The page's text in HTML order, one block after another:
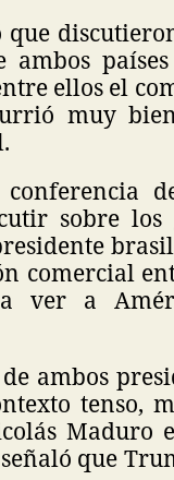
que
ellos el
muy
sobre los
comercial
ver a
ambos
tenso,
Maduro
que